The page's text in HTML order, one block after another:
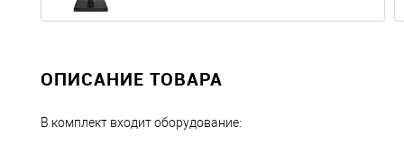
ОПИСАНИЕ ТОВАРА
В комплект входит оборудование: